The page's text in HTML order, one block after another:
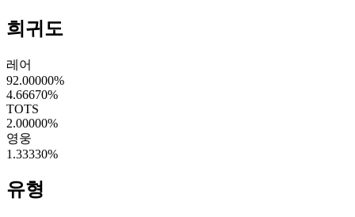
희귀도
레어
92.00000%
4.66670%
TOTS
2.00000%
영웅
1.33330%
유형